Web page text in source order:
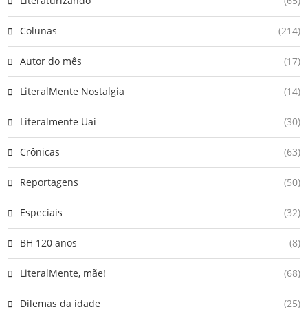
Colunas (214)
Autor do mês (17)
LiteralMente Nostalgia (14)
Literalmente Uai (30)
Crônicas (63)
Reportagens (50)
Especiais (32)
BH 120 anos (8)
LiteralMente, mãe! (68)
Dilemas da idade (25)